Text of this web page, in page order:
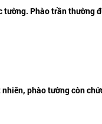
Phào trần thường
phào tường còn